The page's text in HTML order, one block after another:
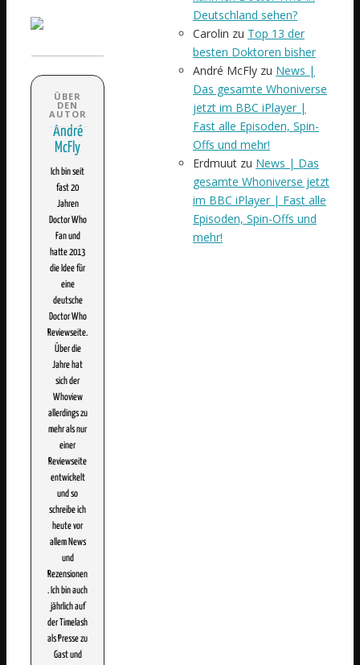
André
McFly
Ich bin seit
fast 20
Jahren
Doctor Who
Fan und
hatte 2013
die Idee für
eine
deutsche
Doctor Who
Reviewseite.
Über die
Jahre hat
sich der
Whoview
allerdings zu
mehr als nur
einer
Reviewseite
entwickelt
und so
schreibe ich
heute vor
allem News
und
Rezensionen
. Ich bin auch
jährlich auf
der Timelash
als Presse zu
Gast und
Deutschland sehen?
Carolin zu Top 13 der
besten Doktoren bisher
André McFly zu News |
Das gesamte Whoniverse
jetzt im BBC iPlayer |
Fast alle Episoden, Spin-
Offs und mehr!
Erdmuut zu News | Das
gesamte Whoniverse jetzt
im BBC iPlayer | Fast alle
Episoden, Spin-Offs und
mehr!